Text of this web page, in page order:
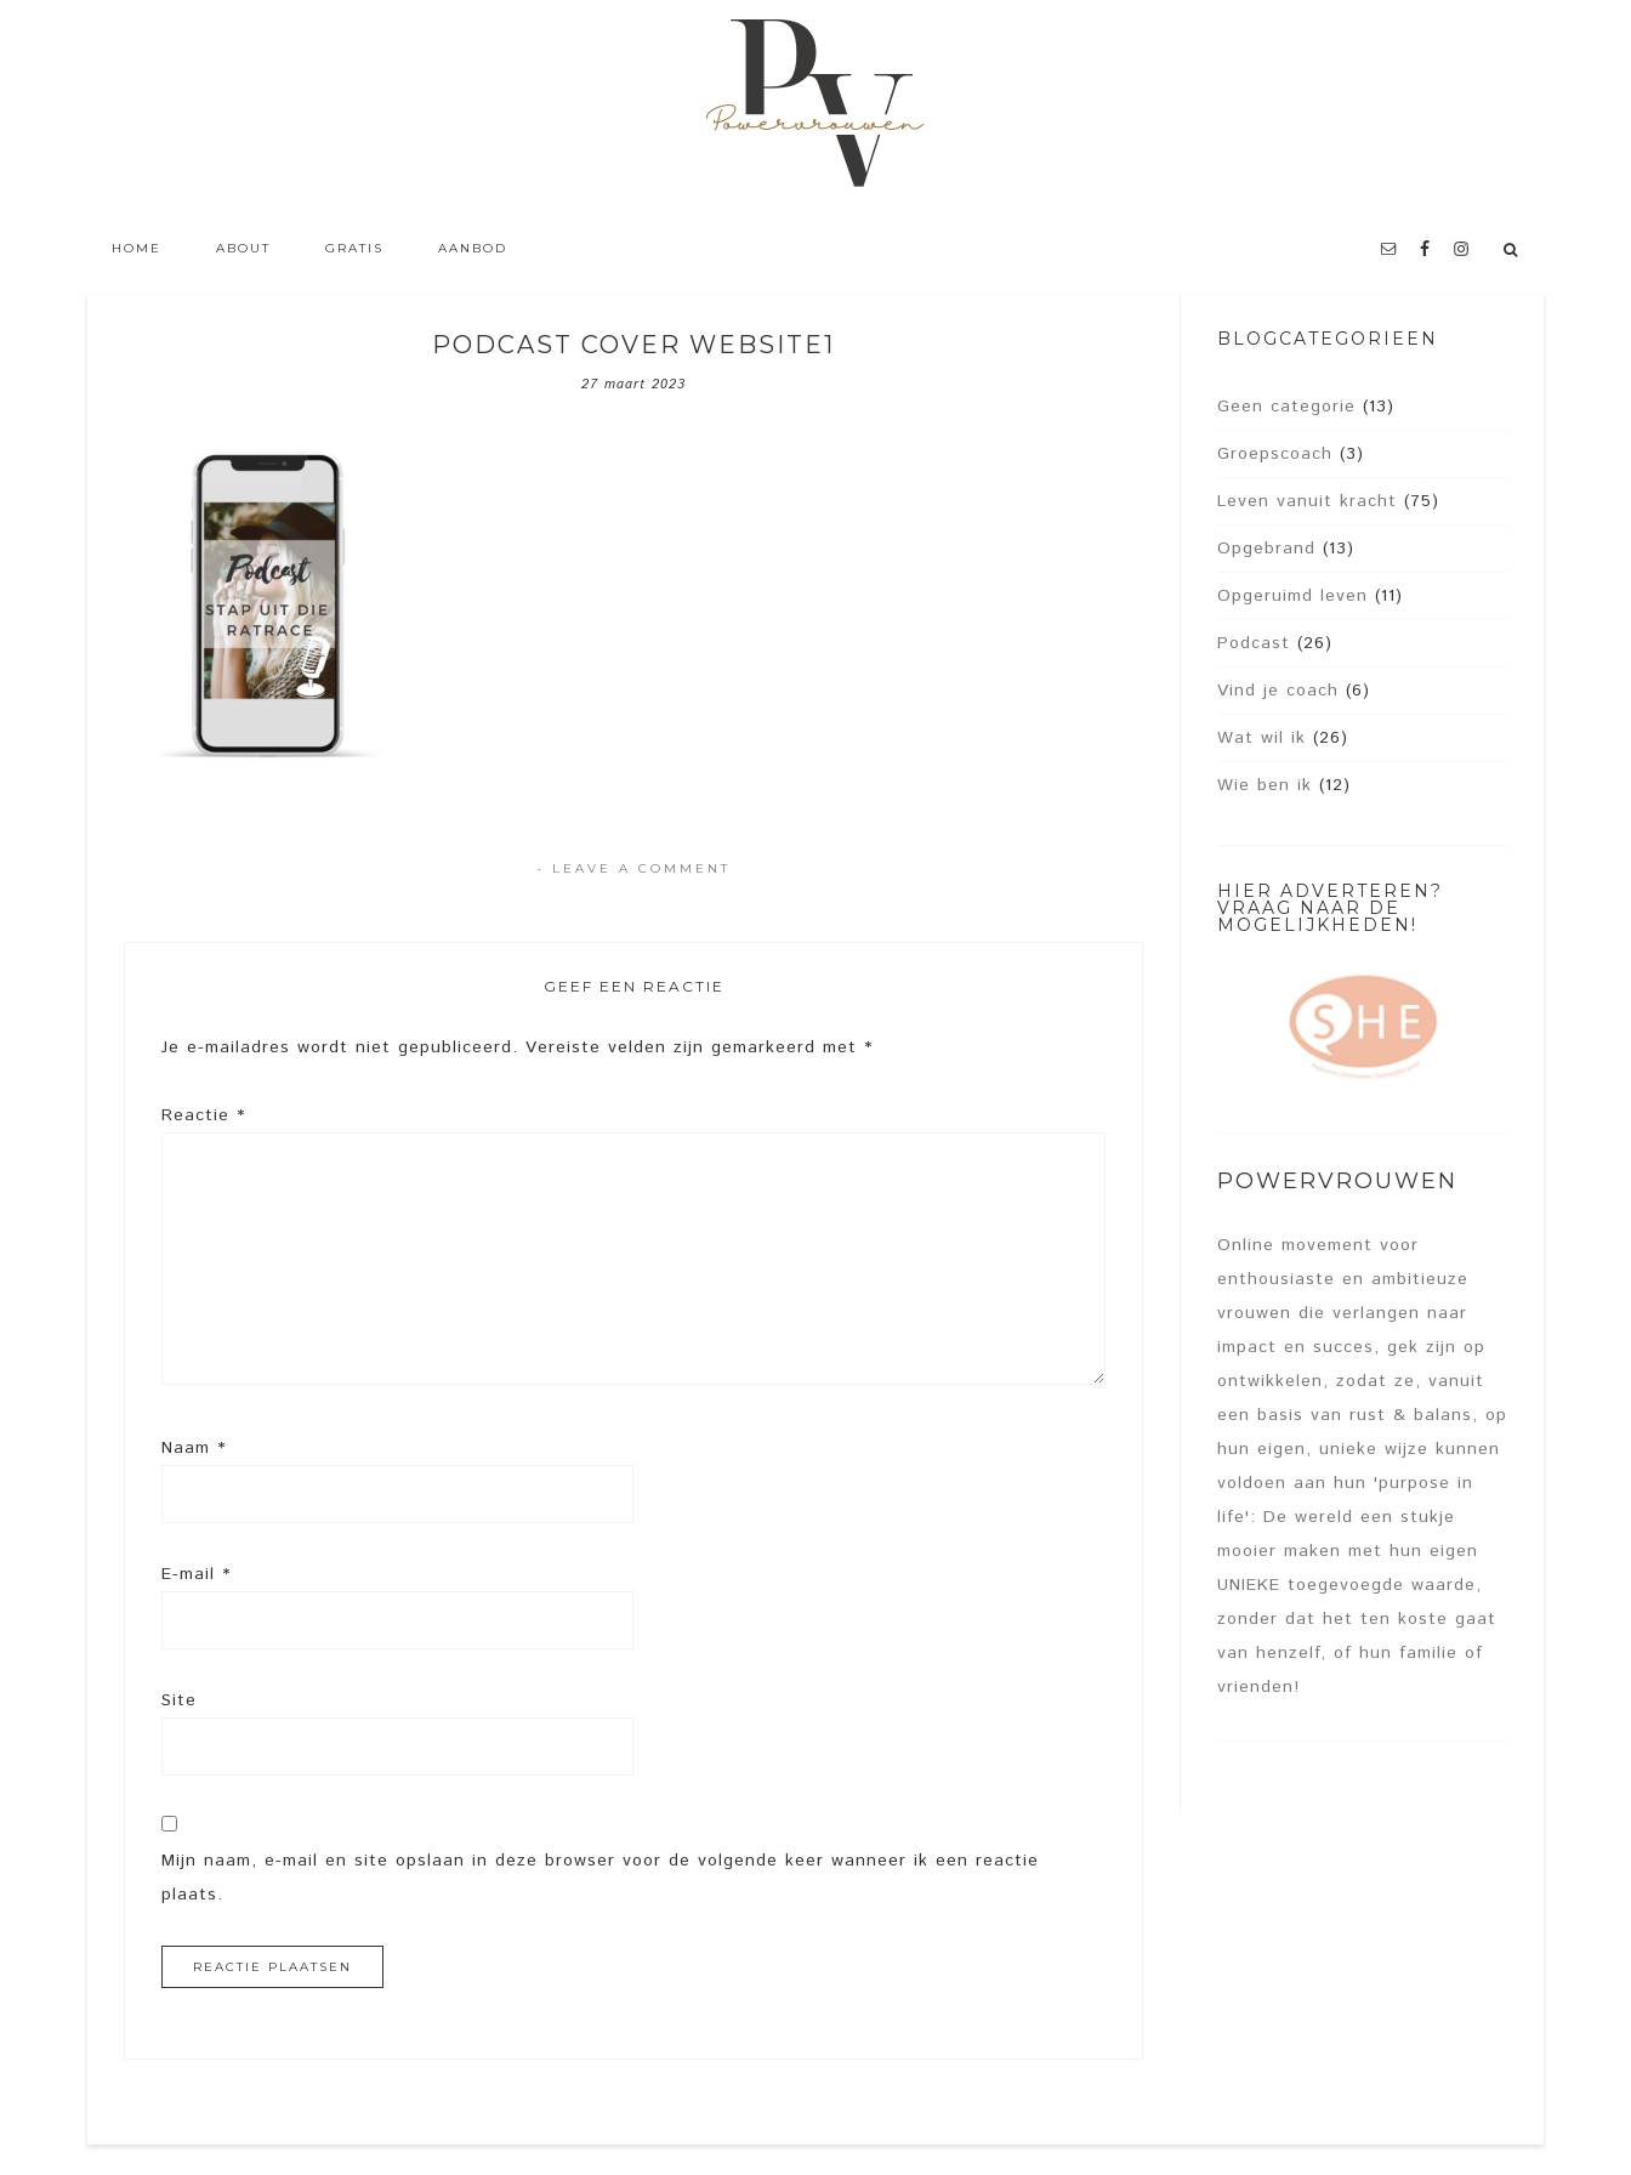
HOME ABOUT GRATIS AANBOD
PODCAST COVER WEBSITE1
27 maart 2023
· LEAVE A COMMENT
GEEF EEN REACTIE
Je e-mailadres wordt niet gepubliceerd. Vereiste velden zijn gemarkeerd met *
Reactie *
Naam *
E-mail *
Site
Mijn naam, e-mail en site opslaan in deze browser voor de volgende keer wanneer ik een reactie
plaats.
BLOGCATEGORIEËN
Geen categorie (13)
Groepscoach (3)
Leven vanuit kracht (75)
Opgebrand (13)
Opgeruimd leven (11)
Podcast (26)
Vind je coach (6)
Wat wil ik (26)
Wie ben ik (12)
HIER ADVERTEREN?
VRAAG NAAR DE
MOGELIJKHEDEN!
POWERVROUWEN
Online movement voor
enthousiaste en ambitieuze
vrouwen die verlangen naar
impact en succes, gek zijn op
ontwikkelen, zodat ze, vanuit
een basis van rust & balans, op
hun eigen, unieke wijze kunnen
voldoen aan hun 'purpose in
life': De wereld een stukje
mooier maken met hun eigen
UNIEKE toegevoegde waarde,
zonder dat het ten koste gaat
van henzelf, of hun familie of
vrienden!